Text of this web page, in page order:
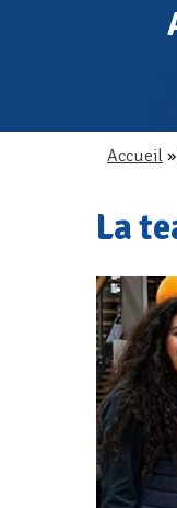
Accueil »
La